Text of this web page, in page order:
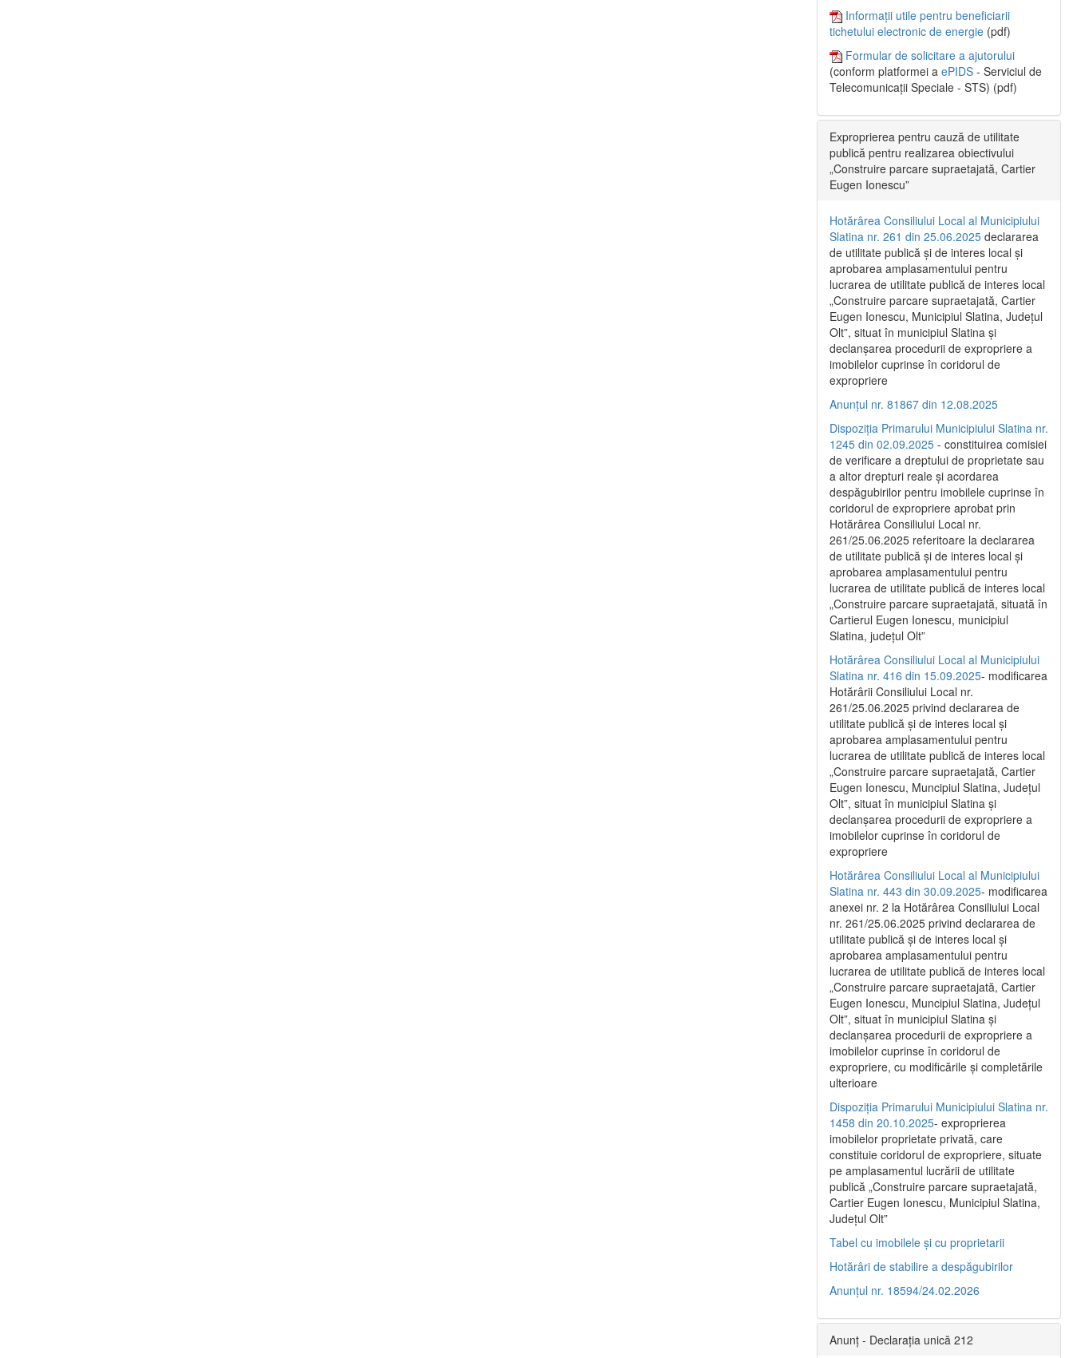
Informații utile pentru beneficiarii
tichetului electronic de energie (pdf)
Formular de solicitare a ajutorului
(conform platformei a ePIDS - Serviciul de
Telecomunicații Speciale - STS) (pdf)
Exproprierea pentru cauză de utilitate
publică pentru realizarea obiectivului
„Construire parcare supraetajată, Cartier
Eugen Ionescu”
Hotărârea Consiliului Local al Municipiului
Slatina nr. 261 din 25.06.2025 declararea
de utilitate publică și de interes local și
aprobarea amplasamentului pentru
lucrarea de utilitate publică de interes local
„Construire parcare supraetajată, Cartier
Eugen Ionescu, Municipiul Slatina, Județul
Olt”, situat în municipiul Slatina și
declanșarea procedurii de expropriere a
imobilelor cuprinse în coridorul de
expropriere
Anunțul nr. 81867 din 12.08.2025
Dispoziția Primarului Municipiului Slatina nr.
1245 din 02.09.2025 - constituirea comisiei
de verificare a dreptului de proprietate sau
a altor drepturi reale și acordarea
despăgubirilor pentru imobilele cuprinse în
coridorul de expropriere aprobat prin
Hotărârea Consiliului Local nr.
261/25.06.2025 referitoare la declararea
de utilitate publică și de interes local și
aprobarea amplasamentului pentru
lucrarea de utilitate publică de interes local
„Construire parcare supraetajată, situată în
Cartierul Eugen Ionescu, municipiul
Slatina, județul Olt”
Hotărârea Consiliului Local al Municipiului
Slatina nr. 416 din 15.09.2025- modificarea
Hotărârii Consiliului Local nr.
261/25.06.2025 privind declararea de
utilitate publică și de interes local și
aprobarea amplasamentului pentru
lucrarea de utilitate publică de interes local
„Construire parcare supraetajată, Cartier
Eugen Ionescu, Muncipiul Slatina, Județul
Olt”, situat în municipiul Slatina și
declanșarea procedurii de expropriere a
imobilelor cuprinse în coridorul de
expropriere
Hotărârea Consiliului Local al Municipiului
Slatina nr. 443 din 30.09.2025- modificarea
anexei nr. 2 la Hotărârea Consiliului Local
nr. 261/25.06.2025 privind declararea de
utilitate publică şi de interes local şi
aprobarea amplasamentului pentru
lucrarea de utilitate publică de interes local
„Construire parcare supraetajată, Cartier
Eugen Ionescu, Muncipiul Slatina, Judeţul
Olt”, situat în municipiul Slatina şi
declanşarea procedurii de expropriere a
imobilelor cuprinse în coridorul de
expropriere, cu modificările şi completările
ulterioare
Dispoziția Primarului Municipiului Slatina nr.
1458 din 20.10.2025- exproprierea
imobilelor proprietate privată, care
constituie coridorul de expropriere, situate
pe amplasamentul lucrării de utilitate
publică „Construire parcare supraetajată,
Cartier Eugen Ionescu, Municipiul Slatina,
Județul Olt”
Tabel cu imobilele și cu proprietarii
Hotărâri de stabilire a despăgubirilor
Anunțul nr. 18594/24.02.2026
Anunț - Declarația unică 212